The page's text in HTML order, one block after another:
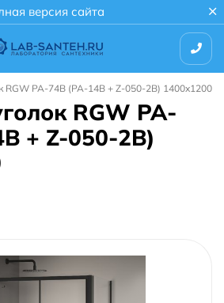
версия сайта
RGW PA-74B (PA-14B + Z-050-2B) 1400x1200
RGW PA-
+ Z-050-2B)